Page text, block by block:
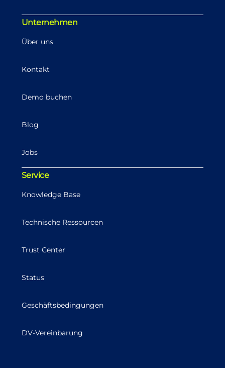
Unternehmen
Über uns
Kontakt
Demo buchen
Blog
Jobs
Service
Knowledge Base
Technische Ressourcen
Trust Center
Status
Geschäftsbedingungen
DV-Vereinbarung